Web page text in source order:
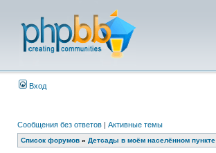
Вход
Сообщения без ответов | Активные темы
Список форумов » Детсады в моём населённом пункте